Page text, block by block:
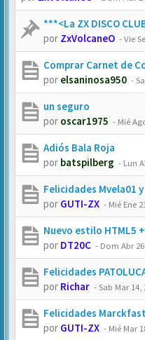
***<La ZX DISCO
por ZxVolcaneO -Vie
Comprar Carnet de
por elsaninosa950 -
un seguro
por oscar1975 - Mié
Adiós Bala Roja
por batspilberg - Lun
Felicidades Mvela01
por GUTI-ZX - Mié Ene
Nuevo estilo HTML5
por DT20C - Dom Abr
Felicidades
por Richar -Sab Mar 14,
Felicidades
por GUTI-ZX - Mié Mar